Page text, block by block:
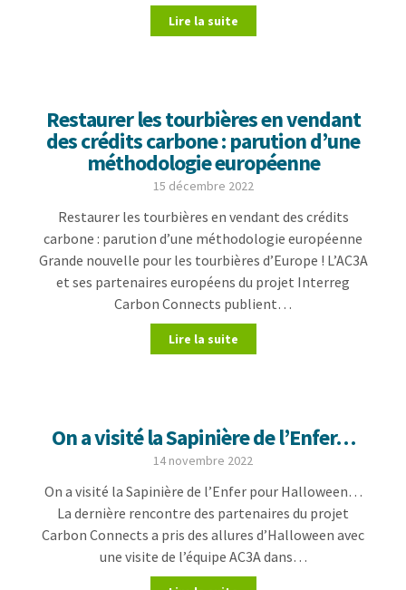
Lire la suite
Restaurer les tourbières en vendant
des crédits carbone : parution d’une
méthodologie européenne
15 décembre 2022
Restaurer les tourbières en vendant des crédits
carbone : parution d’une méthodologie européenne
Grande nouvelle pour les tourbières d’Europe ! L’AC3A
et ses partenaires européens du projet Interreg
Carbon Connects publient…
Lire la suite
On a visité la Sapinière de l’Enfer…
14 novembre 2022
On a visité la Sapinière de l’Enfer pour Halloween…
La dernière rencontre des partenaires du projet
Carbon Connects a pris des allures d’Halloween avec
une visite de l’équipe AC3A dans…